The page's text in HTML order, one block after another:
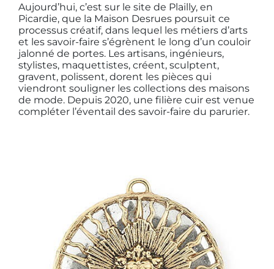
Aujourd’hui, c’est sur le site de Plailly, en
Picardie, que la Maison Desrues poursuit ce
processus créatif, dans lequel les métiers d’arts
et les savoir-faire s’égrènent le long d’un couloir
jalonné de portes. Les artisans, ingénieurs,
stylistes, maquettistes, créent, sculptent,
gravent, polissent, dorent les pièces qui
viendront souligner les collections des maisons
de mode. Depuis 2020, une filière cuir est venue
compléter l’éventail des savoir-faire du parurier.